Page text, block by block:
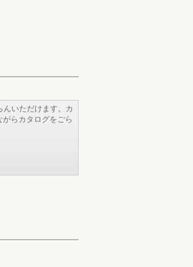
んいただけます。カ
らカタログをごら